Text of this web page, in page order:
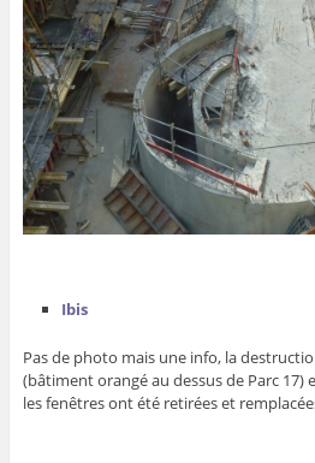
Ibis
Pas de photo mais une info, la
(bâtiment orangé au dessus de Parc 17)
les fenêtres ont été retirées et